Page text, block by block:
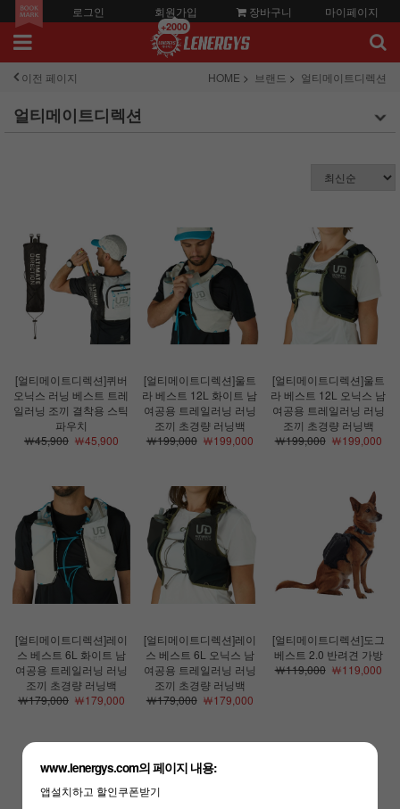
로그인 회원가입
+2000
장바구니 마이페이지
이전 페이지 HOME 브랜드 얼티메이트디렉션
얼티메이트디렉션
[얼티메이트디렉션]퀴버
오닉스 러닝 베스트 트레
일러닝 조끼 결착용 스틱
파우치
￦45,900￦45,900
[얼티메이트디렉션]울트
라 베스트 12L 화이트 남
여공용 트레일러닝 러닝
조끼 초경량 러닝백
￦199,000￦199,000
[얼티메이트디렉션]울트
라 베스트 12L 오닉스 남
여공용 트레일러닝 러닝
조끼 초경량 러닝백
￦199,000￦199,000
[얼티메이트디렉션]레이
스 베스트 6L 화이트 남
여공용 트레일러닝 러닝
조끼 초경량 러닝백
￦179,000￦179,000
[얼티메이트디렉션]레이
스 베스트 6L 오닉스 남
여공용 트레일러닝 러닝
조끼 초경량 러닝백
￦179,000￦179,000
[얼티메이트디렉션]도그
베스트 2.0 반려견 가방
￦119,000￦119,000
www.lenergys.com의 페이지 내용:
앱설치하고 할인쿠폰받기